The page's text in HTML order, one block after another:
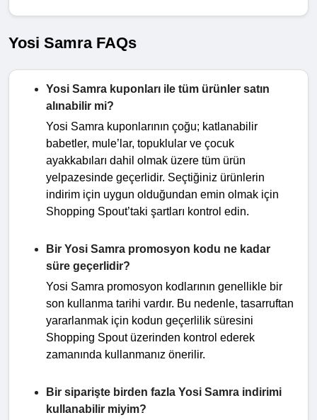
Yosi Samra FAQs
Yosi Samra kuponları ile tüm ürünler satın
alınabilir mi?
Yosi Samra kuponlarının çoğu; katlanabilir
babetler, mule’lar, topuklular ve çocuk
ayakkabıları dahil olmak üzere tüm ürün
yelpazesinde geçerlidir. Seçtiğiniz ürünlerin
indirim için uygun olduğundan emin olmak için
Shopping Spout’taki şartları kontrol edin.
Bir Yosi Samra promosyon kodu ne kadar
süre geçerlidir?
Yosi Samra promosyon kodlarının genellikle bir
son kullanma tarihi vardır. Bu nedenle, tasarruftan
yararlanmak için kodun geçerlilik süresini
Shopping Spout üzerinden kontrol ederek
zamanında kullanmanız önerilir.
Bir siparişte birden fazla Yosi Samra indirimi
kullanabilir miyim?